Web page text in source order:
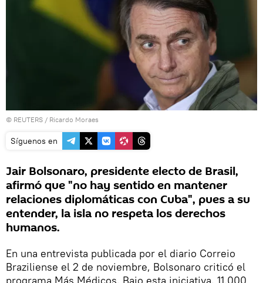
© REUTERS / Ricardo Moraes
Síguenos en
Jair Bolsonaro, presidente electo de Brasil,
afirmó que "no hay sentido en mantener
relaciones diplomáticas con Cuba", pues a su
entender, la isla no respeta los derechos
humanos.
En una entrevista publicada por el diario Correio
Braziliense el 2 de noviembre, Bolsonaro criticó el